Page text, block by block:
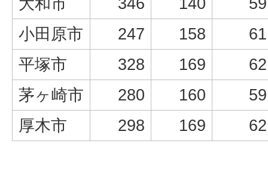
小田原市
247 158
61
平塚市
328 169
62
茅ヶ崎市
280 160
59
厚木市
298 169 62